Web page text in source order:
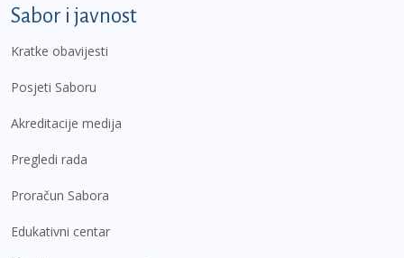
Sabor i javnost
Kratke obavijesti
Posjeti Saboru
Akreditacije medija
Pregledi rada
Proračun Sabora
Edukativni centar